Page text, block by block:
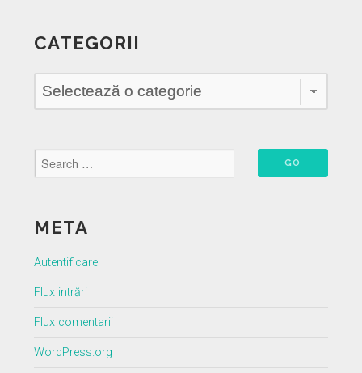
CATEGORII
META
Autentificare
Flux intrări
Flux comentarii
WordPress.org